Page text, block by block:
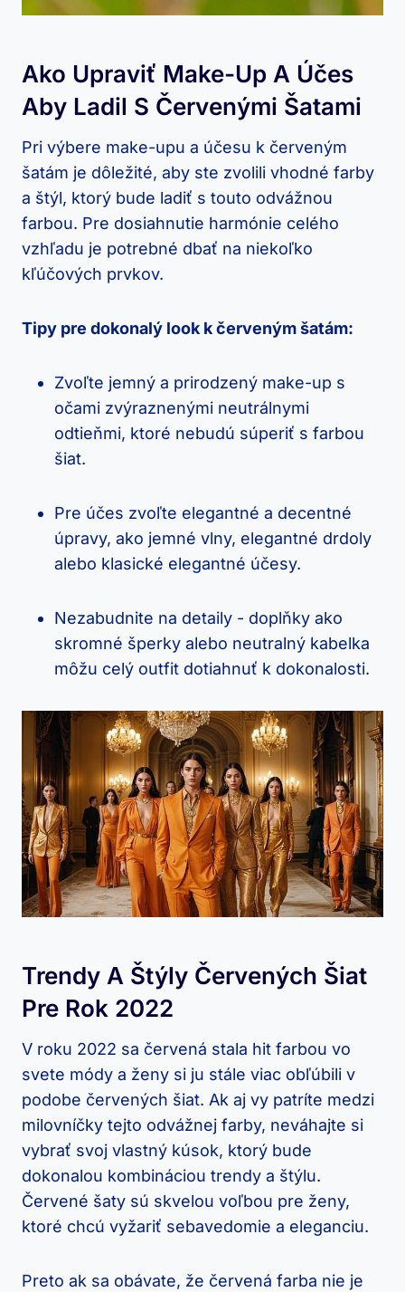
Ako Upraviť‌ Make-Up‍ A Účes
Aby Ladil S Červenými Šatami
Pri výbere⁤ make-upu ⁣a účesu ​k ⁣červeným
šatám ‌je dôležité, aby ‌ste zvolili vhodné farby
a štýl, ktorý bude ladiť s​ touto odvážnou
farbou. ‌Pre dosiahnutie harmónie celého
vzhľadu je‌ potrebné dbať na niekoľko
kľúčových ‌prvkov.
Tipy pre dokonalý​ look k červeným šatám:
Zvoľte jemný⁤ a prirodzený make-up s
očami⁣ zvýraznenými‍ neutrálnymi
odtieňmi, ktoré nebudú​ súperiť‌ s farbou
šiat.
Pre účes zvoľte elegantné ​a decentné⁣
úpravy, ako jemné‍ vlny, elegantné drdoly
alebo ⁤klasické elegantné účesy.
Nezabudnite na‌ detaily ‍- ⁢doplňky ako
skromné ⁤šperky⁤ alebo neutralný kabelka
môžu celý outfit dotiahnuť k dokonalosti.
Trendy A Štýly‌ Červených Šiat
Pre ⁢rok 2022
V⁣ roku 2022 sa červená⁣ stala hit farbou vo
svete módy a ženy ‌si ju ‌stále viac obľúbili v⁢
podobe červených šiat. Ak‍ aj ⁤vy patríte ‌medzi
milovníčky tejto odvážnej farby, neváhajte si
vybrať svoj‍ vlastný​ kúsok,‍ ktorý bude
dokonalou kombináciou⁢ trendy a štýlu.
Červené šaty sú skvelou⁣ voľbou pre ženy,
ktoré chcú‍ vyžariť sebavedomie a eleganciu.
Preto ak sa obávate, že‍ červená farba nie ‍je